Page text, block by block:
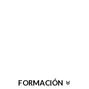
FORMACIÓN